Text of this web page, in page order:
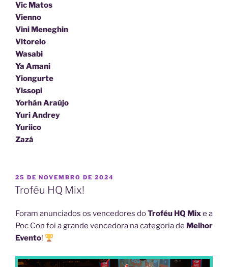
Vic Matos
Vienno
Vini Meneghin
Vitorelo
Wasabi
Ya Amani
Yiongurte
Yissopi
Yorhán Araújo
Yuri Andrey
Yuriico
Zazá
PUBLICADO
EM
25 DE NOVEMBRO DE 2024
Troféu HQ Mix!
Foram anunciados os vencedores doTroféu HQ Mixe a
Poc Con foi a grande vencedora na categoria de Melhor
Evento!